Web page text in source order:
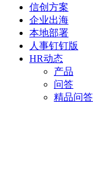
信创方案
企业出海
本地部署
人事钉钉版
HR动态
产品
问答
精品问答